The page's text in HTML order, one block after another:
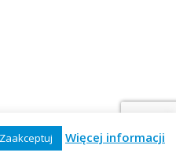
Zaakceptuj Więcej informacji